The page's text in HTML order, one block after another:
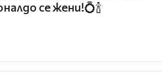
се жени!💍🍾